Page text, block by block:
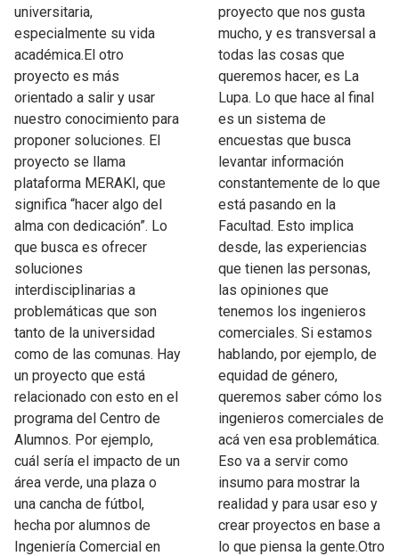
universitaria,
especialmente su vida
académica.El otro
proyecto es más
orientado a salir y usar
nuestro conocimiento para
proponer soluciones. El
proyecto se llama
plataforma MERAKI, que
significa “hacer algo del
alma con dedicación”. Lo
que busca es ofrecer
soluciones
interdisciplinarias a
problemáticas que son
tanto de la universidad
como de las comunas. Hay
un proyecto que está
relacionado con esto en el
programa del Centro de
Alumnos. Por ejemplo,
cuál sería el impacto de un
área verde, una plaza o
una cancha de fútbol,
hecha por alumnos de
Ingeniería Comercial en
proyecto que nos gusta
mucho, y es transversal a
todas las cosas que
queremos hacer, es La
Lupa. Lo que hace al final
es un sistema de
encuestas que busca
levantar información
constantemente de lo que
está pasando en la
Facultad. Esto implica
desde, las experiencias
que tienen las personas,
las opiniones que
tenemos los ingenieros
comerciales. Si estamos
hablando, por ejemplo, de
equidad de género,
queremos saber cómo los
ingenieros comerciales de
acá ven esa problemática.
Eso va a servir como
insumo para mostrar la
realidad y para usar eso y
crear proyectos en base a
lo que piensa la gente.Otro